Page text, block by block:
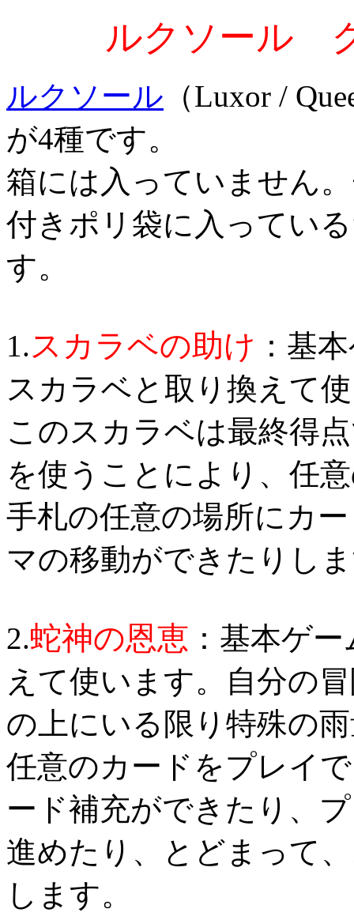
ルクソール
ルクソール （Luxor /
が4種です。
箱には入っていません
付きポリ袋に入ってい
す。
1.スカラベの助け ：基
スカラベと取り換えて
このスカラベは最終得
を使うことにより、任
手札の任意の場所にカ
マの移動ができたりし
2.蛇神の恩恵 ：基本ゲ
えて使います。自分の
の上にいる限り特殊の
任意のカードをプレイ
ード補充ができたり、
進めたり、とどまって
します。